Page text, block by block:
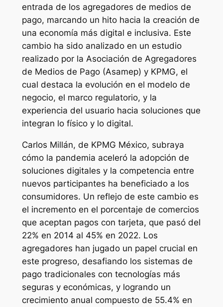
entrada de los agregadores de medios de
pago, marcando un hito hacia la creación de
una economía más digital e inclusiva. Este
cambio ha sido analizado en un estudio
realizado por la Asociación de Agregadores
de Medios de Pago (Asamep) y KPMG, el
cual destaca la evolución en el modelo de
negocio, el marco regulatorio, y la
experiencia del usuario hacia soluciones que
integran lo físico y lo digital.
Carlos Millán, de KPMG México, subraya
cómo la pandemia aceleró la adopción de
soluciones digitales y la competencia entre
nuevos participantes ha beneficiado a los
consumidores. Un reflejo de este cambio es
el incremento en el porcentaje de comercios
que aceptan pagos con tarjeta, que pasó del
22% en 2014 al 45% en 2022. Los
agregadores han jugado un papel crucial en
este progreso, desafiando los sistemas de
pago tradicionales con tecnologías más
seguras y económicas, y logrando un
crecimiento anual compuesto de 55.4% en